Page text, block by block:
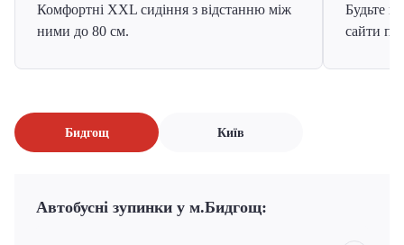
Комфортні XXL сидіння з відстанню між
ними до 80 см.
Будьте
сайти
Бидгощ Київ
Автобусні зупинки у м.Бидгощ: